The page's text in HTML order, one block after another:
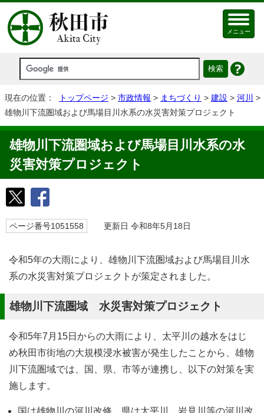
メニュー
現在の位置： トップページ > 市政情報 > まちづくり > 建設 > 河川
>
雄物川下流圏域および馬場目川水系の水災害対策プロジェクト
雄物川下流圏域および馬場目川水系の水
災害対策プロジェクト
ページ番号1051558 更新日 令和8年5月18日
令和5年の大雨により、雄物川下流圏域および馬場目川水
系の水災害対策プロジェクトが策定されました。
雄物川下流圏域 水災害対策プロジェクト
令和5年7月15日からの大雨により、太平川の越水をはじ
め秋田市街地の大規模浸水被害が発生したことから、雄物
川下流圏域では、国、県、市等が連携し、以下の対策を実
施します。
国は雄物川の河川改修、県は太平川、岩見川等の河川改